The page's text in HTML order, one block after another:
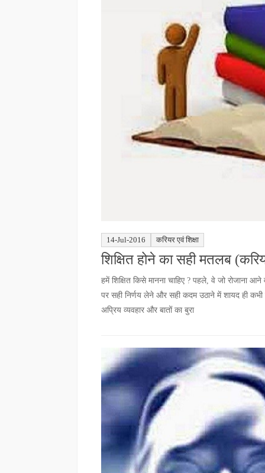
14-Jul-2016 करियर एवं शिक्षा
शिक्षित होने का सही मतलब
हमें शिक्षित किसे मानना चाहिए ? पहले, वे जो रोजाना
पर सही निर्णय लेने और सही कदम उठाने में शायद ही
अप्रिय व्यवहार और बातों का बुरा